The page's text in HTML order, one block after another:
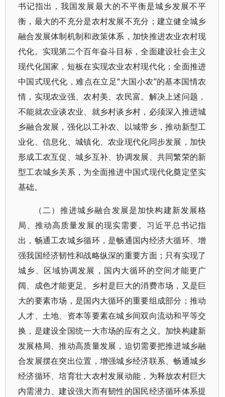
书记指出，我国发展最大的不平衡是城乡发展不平
衡，最大的不充分是农村发展不充分；建立健全城乡
融合发展体制机制和政策体系，加快推进农业农村现
代化。实现第二个百年奋斗目标，全面建设社会主义
现代化国家，短板在实现农业农村现代化；全面推进
中国式现代化，难点在立足“大国小农”的基本国情农
情，实现农业强、农村美、农民富。解决上述问题，
不能就农业谈农业、就乡村谈乡村，必须深入推进城
乡融合发展，强化以工补农、以城带乡，推动新型工
业化、信息化、城镇化、农业现代化同步发展，加快
形成工农互促、城乡互补、协调发展、共同繁荣的新
型工农城乡关系，为全面推进中国式现代化奠定坚实
基础。
（二）推进城乡融合发展是加快构建新发展格
局、推动高质量发展的现实需要。习近平总书记指
出，畅通工农城乡循环，是畅通国内经济大循环、增
强我国经济韧性和战略纵深的重要方面；只有实现了
城乡、区域协调发展，国内大循环的空间才能更广
阔、成色才能更足。乡村是巨大的消费市场，又是巨
大的要素市场，是国内大循环的重要组成部分；推动
人才、土地、资本等要素在城乡间双向流动和平等交
换，是建设全国统一大市场的应有之义。加快构建新
发展格局、推动高质量发展，迫切需要把推进城乡融
合发展摆在突出位置，增强城乡经济联系、畅通城乡
经济循环、培育壮大农村发展动能，为释放农村巨大
内需潜力、建设强大而有韧性的国民经济循环体系提